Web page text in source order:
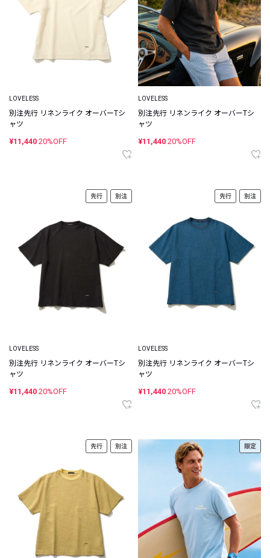
LOVELESS
別注先行 リネンライク オーバーTシ
ャツ
¥11,440 20%OFF
LOVELESS
別注先行 リネンライク オーバーTシ
ャツ
¥11,440 20%OFF
先行 別注
LOVELESS
別注先行 リネンライク オーバーTシ
ャツ
¥11,440 20%OFF
先行 別注
LOVELESS
別注先行 リネンライク オーバーTシ
ャツ
¥11,440 20%OFF
先行 別注 限定